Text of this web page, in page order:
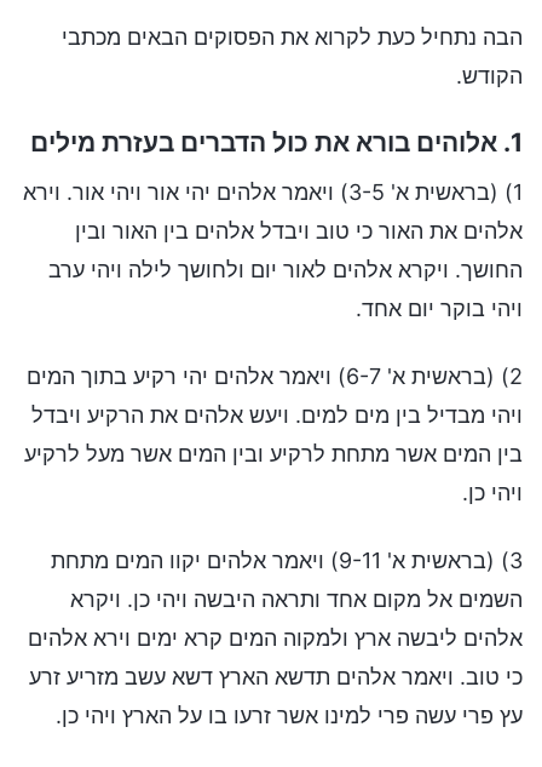
הבה נתחיל כעת לקרוא את הפסוקים הבאים מכתבי
הקודש.
1. אלוהים בורא את כול הדברים בעזרת מילים
1) (בראשית א' 3-5) ויאמר אלהים יהי אור ויהי אור. וירא
אלהים את האור כי טוב ויבדל אלהים בין האור ובין
החושך. ויקרא אלהים לאור יום ולחושך לילה ויהי ערב
ויהי בוקר יום אחד.
2) (בראשית א' 6-7) ויאמר אלהים יהי רקיע בתוך המים
ויהי מבדיל בין מים למים. ויעש אלהים את הרקיע ויבדל
בין המים אשר מתחת לרקיע ובין המים אשר מעל לרקיע
ויהי כן.
3) (בראשית א' 9-11) ויאמר אלהים יקוו המים מתחת
השמים אל מקום אחד ותראה היבשה ויהי כן. ויקרא
אלהים ליבשה ארץ ולמקוה המים קרא ימים וירא אלהים
כי טוב. ויאמר אלהים תדשא הארץ דשא עשב מזריע זרע
עץ פרי עשה פרי למינו אשר זרעו בו על הארץ ויהי כן.